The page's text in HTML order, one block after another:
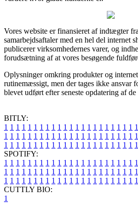
Vores website er finansieret af indtægter
samarbejdsaftaler med en hel del internet
publicerer virksomhedernes varer, og
forudsætning af at vores besøgende
Oplysninger omkring produkter og
rutinemæssigt, men der tages ikke ansvar
blevet udført efter seneste opdatering af de
BITLY:
1 1 1 1 1 1 1 1 1 1 1 1 1 1 1 1 1 1 1 1 1 1 1
1 1 1 1 1 1 1 1 1 1 1 1 1 1 1 1 1 1 1 1 1 1 1
1 1 1 1 1 1 1 1 1 1 1 1 1 1 1 1 1 1 1 1 1 1 1
SPOTIFY:
1 1 1 1 1 1 1 1 1 1 1 1 1 1 1 1 1 1 1 1 1 1 1
1 1 1 1 1 1 1 1 1 1 1 1 1 1 1 1 1 1 1 1 1 1 1
1 1 1 1 1 1 1 1 1 1 1 1 1 1 1 1 1 1 1 1 1 1 1
CUTTLY BIO:
1